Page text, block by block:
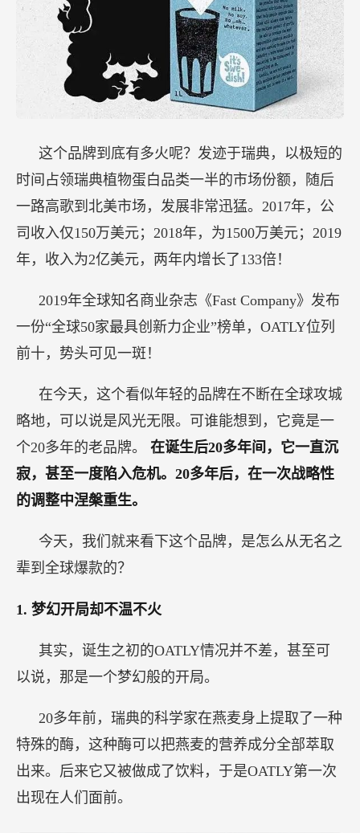
这个品牌到底有多火呢？发迹于瑞典，以极短的
时间占领瑞典植物蛋白品类一半的市场份额，随后
一路高歌到北美市场，发展非常迅猛。2017年，公
司收入仅150万美元；2018年，为1500万美元；2019
年，收入为2亿美元，两年内增长了133倍！
2019年全球知名商业杂志《Fast Company》发布
一份“全球50家最具创新力企业”榜单，OATLY位列
前十，势头可见一斑！
在今天，这个看似年轻的品牌在不断在全球攻城
略地，可以说是风光无限。可谁能想到，它竟是一
个20多年的老品牌。 在诞生后20多年间，它一直沉
寂，甚至一度陷入危机。20多年后，在一次战略性
的调整中涅槃重生。
今天，我们就来看下这个品牌，是怎么从无名之
辈到全球爆款的？
1. 梦幻开局却不温不火
其实，诞生之初的OATLY情况并不差，甚至可
以说，那是一个梦幻般的开局。
20多年前，瑞典的科学家在燕麦身上提取了一种
特殊的酶，这种酶可以把燕麦的营养成分全部萃取
出来。后来它又被做成了饮料，于是OATLY第一次
出现在人们面前。